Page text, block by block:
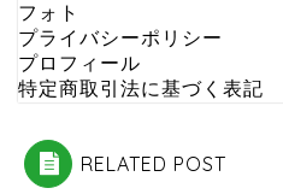
フォト
プライバシーポリシー
プロフィール
特定商取引法に基づく表記
RELATED POST